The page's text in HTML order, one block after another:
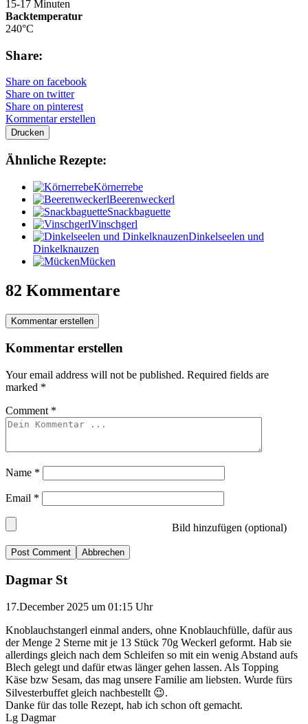
15-17 Minuten
Backtemperatur
240°C
Share:
Share on facebook
Share on twitter
Share on pinterest
Kommentar erstellen
Drucken
Ähnliche Rezepte:
Körnerrebe
Beerenweckerl
Snackbaguette
Vinschgerl
Dinkelseelen und
Dinkelknauzen
Mücken
82 Kommentare
Kommentar erstellen
Kommentar erstellen
Your email address will not be published. Required fields are
marked *
Comment *
Name *
Email *
Bild hinzufügen (optional)
Abbrechen
Dagmar St
17.December 2025 um 01:15 Uhr
Knoblauchstangerl einmal anders, ohne Knoblauchfülle, dafür aus
der Menge 2 Sterne mit je 13 Stück 70g Weckerl geformt. Hab sie
allerdings gleich nach dem Schleifen so mit ein wenig Abstand aufs
Blech gelegt und dafür etwas länger gehen lassen. Als Topping
Käse bzw Sesam, das mag unsere Familie am liebsten. Wurde fürs
Silvesterbuffet gleich nachbestellt 😉.
Danke für das tolle Rezept, hab ich schon oft gemacht.
Lg Dagmar